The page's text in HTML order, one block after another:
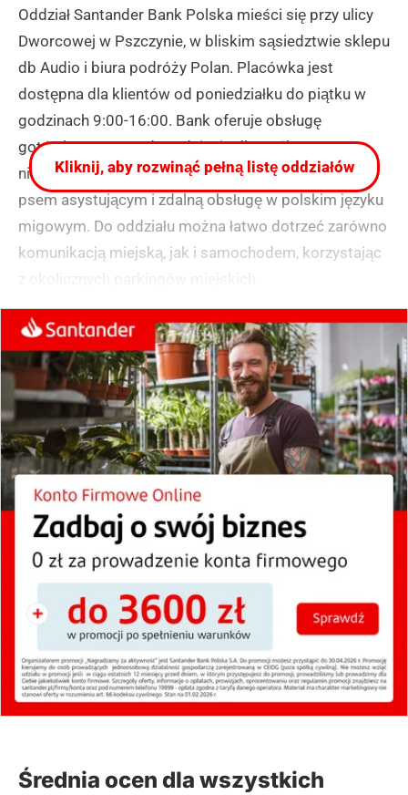
Oddział Santander Bank Polska mieści się przy ulicy
Dworcowej w Pszczynie, w bliskim sąsiedztwie sklepu
db Audio i biura podróży Polan. Placówka jest
dostępna dla klientów od poniedziałku do piątku w
godzinach 9:00-16:00. Bank oferuje obsługę
gotówkową oraz udogodnienia dla osób z
niepełnosprawnościami, w tym możliwość wejścia z
psem asystującym i zdalną obsługę w polskim języku
migowym. Do oddziału można łatwo dotrzeć zarówno
komunikacją miejską, jak i samochodem, korzystając
(zgłoś, jeśli ten opis wprowadza w błąd)
Kliknij, aby rozwinąć pełną listę oddziałów
Średnia ocen dla wszystkich